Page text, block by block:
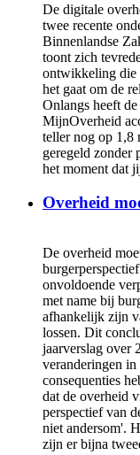
De digitale
twee recente
Binnenlandse
toont zich
ontwikkeling die
het gaat om de
Onlangs heeft
MijnOverheid
teller nog op 1,8
geregeld zonder
het moment dat
Overheid
De overheid
onvoldoende
met name bij
afhankelijk zijn
lossen. Dit
jaarverslag over
veranderingen
consequenties
dat de overheid
perspectief van
niet andersom'.
zijn er bijna